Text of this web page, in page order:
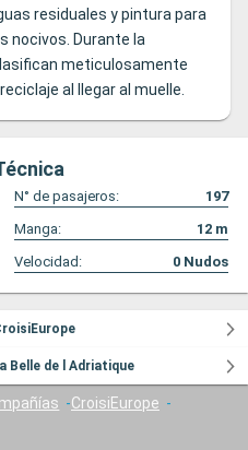
residuales y pintura para
nocivos. Durante la
meticulosamente
al llegar al muelle.
N° de pasajeros:
197
Manga: 12 m
Velocidad: 0 Nudos
Belle de l Adriatique
CroisiEurope